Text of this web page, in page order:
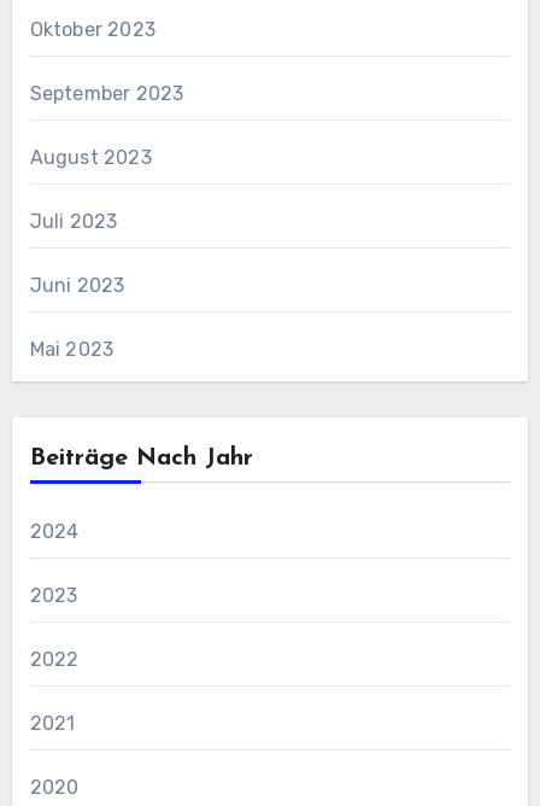
Oktober 2023
September 2023
August 2023
Juli 2023
Juni 2023
Mai 2023
Beiträge Nach Jahr
2024
2023
2022
2021
2020